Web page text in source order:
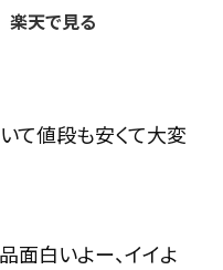
楽天で見る
て値段も安くて大変
面白いよー、イイよ